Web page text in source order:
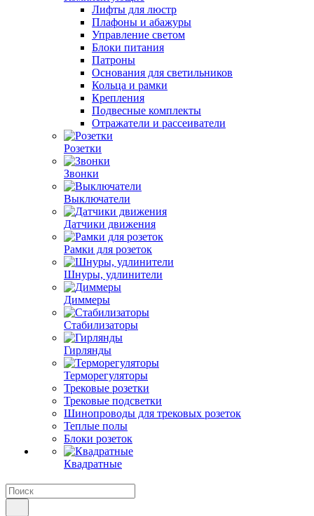
Лифты для люстр
Плафоны и абажуры
Управление светом
Блоки питания
Патроны
Основания для светильников
Кольца и рамки
Крепления
Подвесные комплекты
Отражатели и рассеиватели
Розетки
Звонки
Выключатели
Датчики движения
Рамки для розеток
Шнуры, удлинители
Диммеры
Стабилизаторы
Гирлянды
Терморегуляторы
Трековые розетки
Трековые подсветки
Шинопроводы для трековых розеток
Теплые полы
Блоки розеток
Квадратные